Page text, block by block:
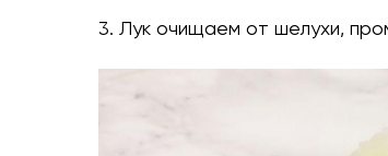
3. Лук очищаем от шелухи,